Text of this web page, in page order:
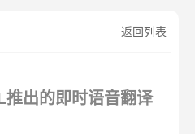
返回列表
出的即时语音翻译